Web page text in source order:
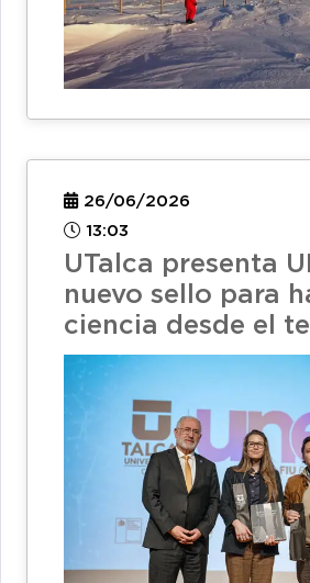
26/06/2026
13:03
UTalca presenta
nuevo sello para
ciencia desde el